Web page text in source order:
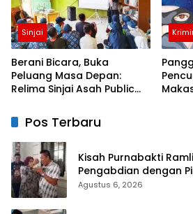
Sinjai
Berani Bicara, Buka
Peluang Masa Depan:
Relima Sinjai Asah Public
Nurul Izzah Kalamisu
Pos Terbaru
Kisah Purnabakti
Pengabdian dengan
Agustus 6, 2026